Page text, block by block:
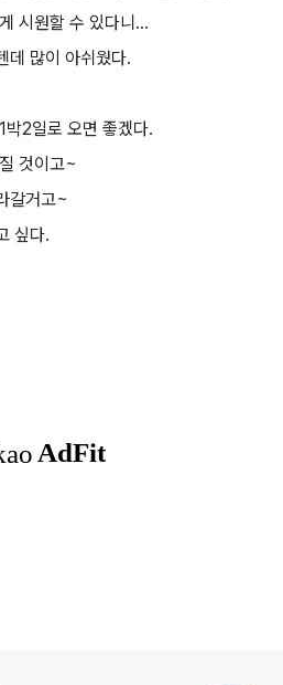
시원할 수 있다니...
데 많이 아쉬웠다.
박2일로 오면 좋겠다.
것이고~
갈거고~
싶다.